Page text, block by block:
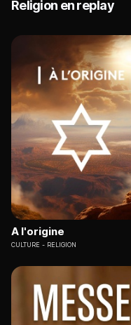
Religion en replay
A l'origine
CULTURE RELIGION